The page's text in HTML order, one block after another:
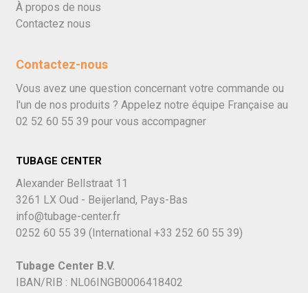
À propos de nous
Contactez nous
Contactez-nous
Vous avez une question concernant votre commande ou
l'un de nos produits ? Appelez notre équipe Française au
02 52 60 55 39 pour vous accompagner
TUBAGE CENTER
Alexander Bellstraat 11
3261 LX Oud - Beijerland, Pays-Bas
info@tubage-center.fr
0252 60 55 39 (International +33 252 60 55 39)
Tubage Center B.V.
IBAN/RIB : NL06INGB0006418402